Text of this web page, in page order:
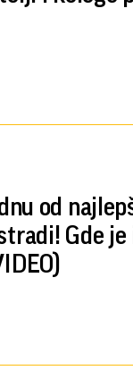
od
Gde